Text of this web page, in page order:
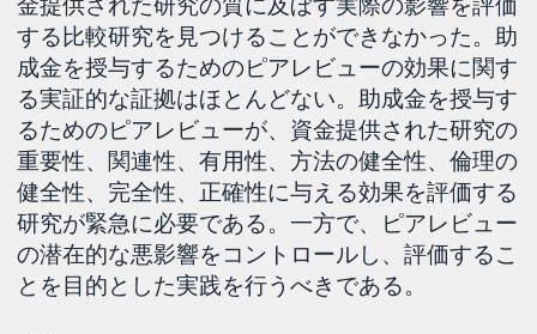
する比較研究を見つけることができなかった。助
成金を授与するためのピアレビューの効果に関す
る実証的な証拠はほとんどない。助成金を授与す
るためのピアレビューが、資金提供された研究の
重要性、関連性、有用性、方法の健全性、倫理の
健全性、完全性、正確性に与える効果を評価する
研究が緊急に必要である。一方で、ピアレビュー
の潜在的な悪影響をコントロールし、評価するこ
とを目的とした実践を行うべきである。